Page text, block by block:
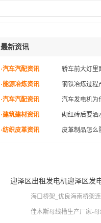
最新资讯
·汽车汽配资讯 轿车前大灯里
·能源冶炼资讯 钢铁冶炼过程
·汽车汽配资讯 汽车发电机为
·建筑建材资讯 砌红砖后要洒
·纺织皮革资讯 皮革制品怎么
迎泽区出租发电机迎泽区发
海口桥架_优良海南桥架
佳木斯母线槽生产厂家-母